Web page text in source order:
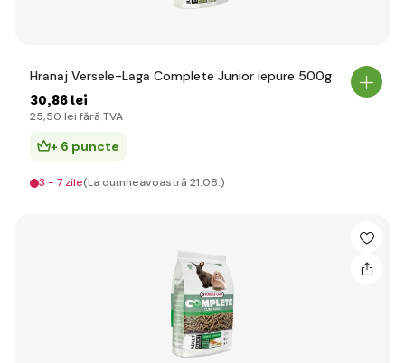
Hranaj Versele-Laga Complete Junior iepure 500g
30,86 lei
25,50 lei fără TVA
+ 6 puncte
3 - 7 zile(La dumneavoastră 21.08.)